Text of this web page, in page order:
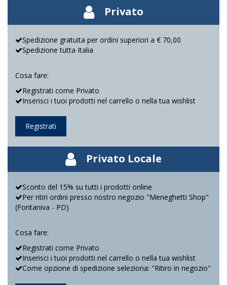
Privato
Spedizione gratuita per ordini superiori a € 70,00
Spedizione tutta Italia
Cosa fare:
Registrati come Privato
Inserisci i tuoi prodotti nel carrello o nella tua wishlist
Registrati
Privato Locale
Sconto del 15% su tutti i prodotti online
Per ritiri ordini presso nostro negozio "Meneghetti Shop"
(Fontaniva - PD)
Cosa fare:
Registrati come Privato
Inserisci i tuoi prodotti nel carrello o nella tua wishlist
Come opzione di spedizione seleziona: "Ritiro in negozio"